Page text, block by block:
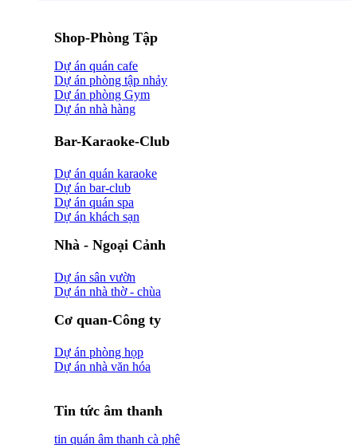
Shop-Phòng Tập
Dự án quán cafe
Dự án phòng tập nhảy
Dự án phòng Gym
Dự án nhà hàng
Bar-Karaoke-Club
Dự án quán karaoke
Dự án bar-club
Dự án quán spa
Dự án khách sạn
Nhà - Ngoại Cảnh
Dự án sân vườn
Dự án nhà thờ - chùa
Cơ quan-Công ty
Dự án phòng họp
Dự án nhà văn hóa
Tin tức âm thanh
tin quán âm thanh cà phê